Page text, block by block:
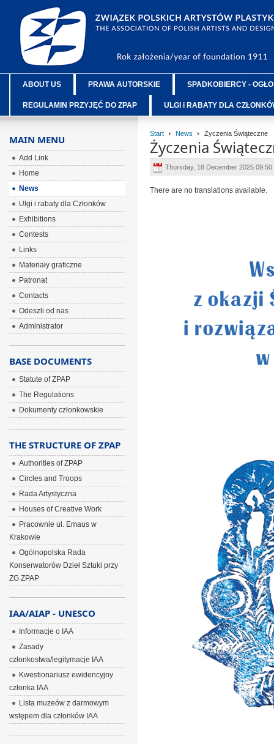
ABOUT US PRAWA AUTORSKIE SPADKOBIERCY -
REGULAMIN PRZYJĘĆ DO ZPAP ULGI i RABATY DLA
Start News Życzenia Świąteczne
Życzenia
Thursday, 18 December 2025 09:50
There are no translations available.
MAIN MENU
Add Link
Home
News
Ulgi i rabaty dla Członków
Exhibitions
Contests
Links
Materiały graficzne
Patronat
Contacts
Odeszli od nas
Administrator
BASE DOCUMENTS
Statute of ZPAP
The Regulations
Dokumenty członkowskie
THE STRUCTURE OF ZPAP
Authorities of ZPAP
Circles and Troops
Rada Artystyczna
Houses of Creative Work
Pracownie ul. Emaus w
Krakowie
Ogólnopolska Rada
Konserwatorów Dzieł Sztuki przy
ZG ZPAP
IAA/AIAP - UNESCO
Informacje o IAA
Zasady
członkostwa/legitymacje IAA
Kwestionariusz ewidencyjny
członka IAA
Lista muzeów z darmowym
wstępem dla członków IAA